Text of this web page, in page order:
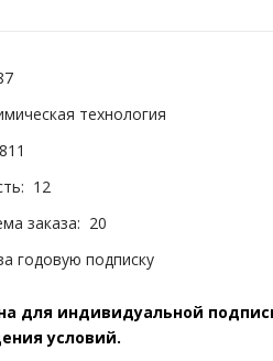
технология
12
заказа: 20
годовую подписку
для индивидуальной
условий.